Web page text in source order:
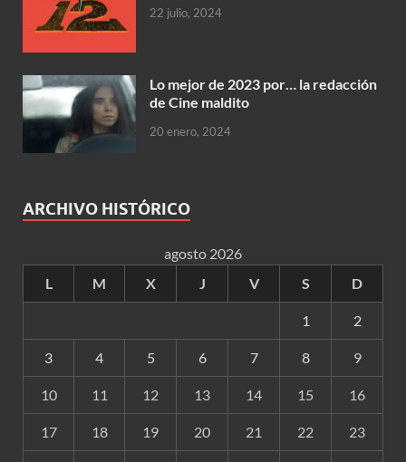
22 julio, 2024
Lo mejor de 2023 por… la redacción
de Cine maldito
20 enero, 2024
ARCHIVO HISTÓRICO
agosto 2026
L
M X J V S D
1 2
3 4 5 6 7 8 9
10 11 12 13 14 15 16
17 18 19 20 21 22 23